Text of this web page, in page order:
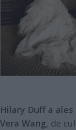
Hilary Duff a
Vera Wang, de